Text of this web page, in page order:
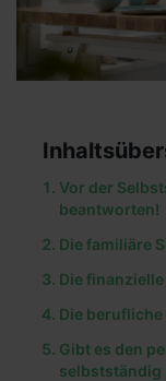
Vor der
beantworten!
Die familiäre
Die
Die
Gibt es den
selbstständig